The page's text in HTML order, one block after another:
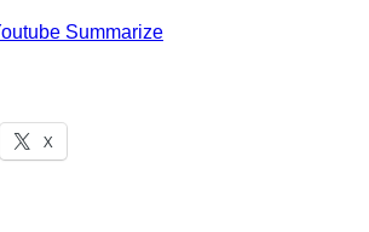
Summarize
X